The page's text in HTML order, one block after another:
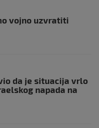
vojno uzvratiti
da je situacija vrlo
napada na